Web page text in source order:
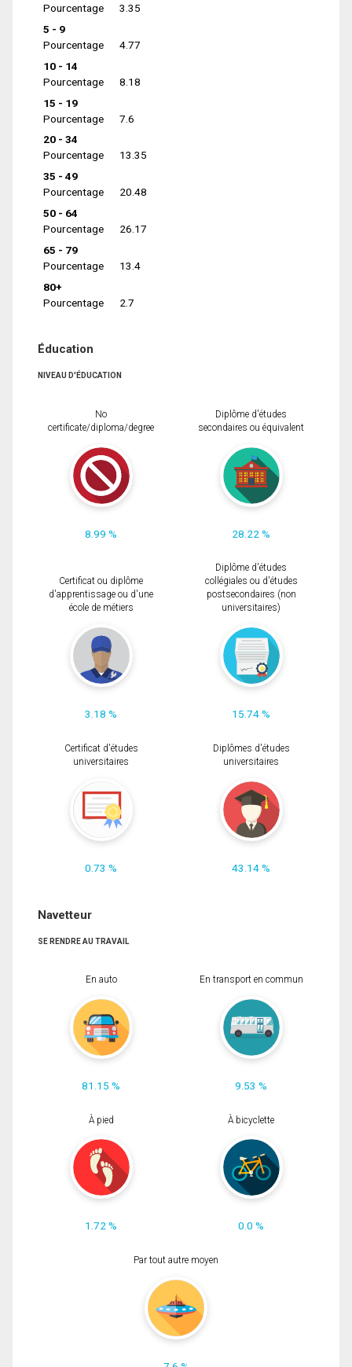
Pourcentage
3.35
5 - 9
Pourcentage
4.77
10 - 14
Pourcentage
8.18
15 - 19
Pourcentage
7.6
20 - 34
Pourcentage
13.35
35 - 49
Pourcentage
20.48
50 - 64
Pourcentage
26.17
65 - 79
Pourcentage
13.4
80+
Pourcentage
2.7
Éducation
NIVEAU D'ÉDUCATION
No
certificate/diploma/degree
8.99 %
Diplôme d'études
secondaires ou équivalent
28.22 %
Certificat ou diplôme
d'apprentissage ou d'une
école de métiers
3.18 %
Diplôme d'études
collégiales ou d'études
postsecondaires (non
universitaires)
15.74 %
Certificat d'études
universitaires
0.73 %
Diplômes d'études
universitaires
43.14 %
Navetteur
SE RENDRE AU TRAVAIL
En auto
81.15 %
En transport en commun
9.53 %
À pied
1.72 %
À bicyclette
0.0 %
Par tout autre moyen